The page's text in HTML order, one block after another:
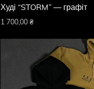
Худі “STORM” — графіт
1 700,00₴